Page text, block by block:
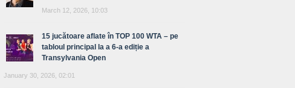
March 12, 2026, 10:03
15 jucătoare aflate în TOP 100 WTA – pe
tabloul principal la a 6-a ediție a
Transylvania Open
January 30, 2026, 02:01